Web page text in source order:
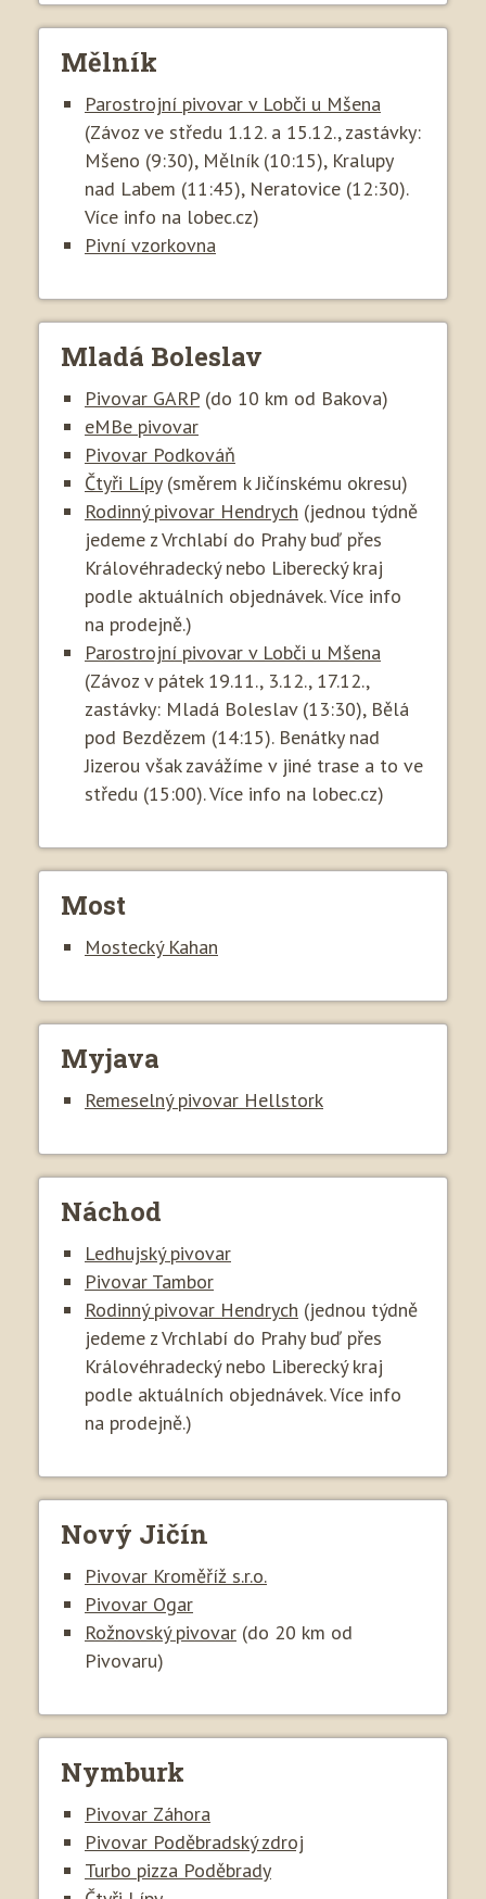
Mělník
Parostrojní pivovar v Lobči u Mšena
(Závoz ve středu 1.12. a 15.12., zastávky:
Mšeno (9:30), Mělník (10:15), Kralupy
nad Labem (11:45), Neratovice (12:30).
Více info na lobec.cz)
Pivní vzorkovna
Mladá Boleslav
Pivovar GARP (do 10 km od Bakova)
eMBe pivovar
Pivovar Podkováň
Čtyři Lípy (směrem k Jičínskému okresu)
Rodinný pivovar Hendrych (jednou týdně
jedeme z Vrchlabí do Prahy buď přes
Královéhradecký nebo Liberecký kraj
podle aktuálních objednávek. Více info
na prodejně.)
Parostrojní pivovar v Lobči u Mšena
(Závoz v pátek 19.11., 3.12., 17.12.,
zastávky: Mladá Boleslav (13:30), Bělá
pod Bezdězem (14:15). Benátky nad
Jizerou však zavážíme v jiné trase a to ve
středu (15:00). Více info na lobec.cz)
Most
Mostecký Kahan
Myjava
Remeselný pivovar Hellstork
Náchod
Ledhujský pivovar
Pivovar Tambor
Rodinný pivovar Hendrych (jednou týdně
jedeme z Vrchlabí do Prahy buď přes
Královéhradecký nebo Liberecký kraj
podle aktuálních objednávek. Více info
na prodejně.)
Nový Jičín
Pivovar Kroměříž s.r.o.
Pivovar Ogar
Rožnovský pivovar (do 20 km od
Pivovaru)
Nymburk
Pivovar Záhora
Pivovar Poděbradský zdroj
Turbo pizza Poděbrady